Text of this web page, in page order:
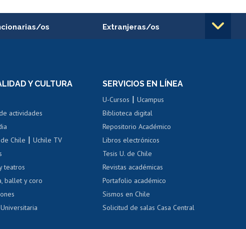
os
de movilidad interna
de renta
de renta
de correo uchile
Extranjeras/os
Movilidad Estudiantil
Cursos de español
sexual y violencia
Y CULTURA
actividades
Chile |Uchile TV
teatros
ballet y coro
SERVICIOS EN LÍNEA
U-Cursos |Ucampus
Biblioteca digital
Repositorio Académico
Libros electrónicos
Tesis U. de Chile
Revistas académicas
Portafolio académico
Sismos en Chile
Solicitud de salas Casa Central